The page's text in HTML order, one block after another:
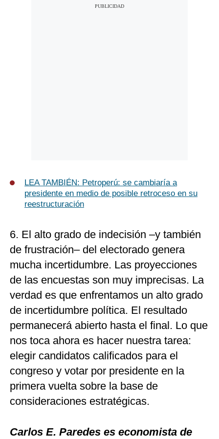
LEA TAMBIÉN: Petroperú: se cambiaría a
presidente en medio de posible retroceso en su
reestructuración
6. El alto grado de indecisión –y también
de frustración– del electorado genera
mucha incertidumbre. Las proyecciones
de las encuestas son muy imprecisas. La
verdad es que enfrentamos un alto grado
de incertidumbre política. El resultado
permanecerá abierto hasta el final. Lo que
nos toca ahora es hacer nuestra tarea:
elegir candidatos calificados para el
congreso y votar por presidente en la
primera vuelta sobre la base de
consideraciones estratégicas.
Carlos E. Paredes es economista de